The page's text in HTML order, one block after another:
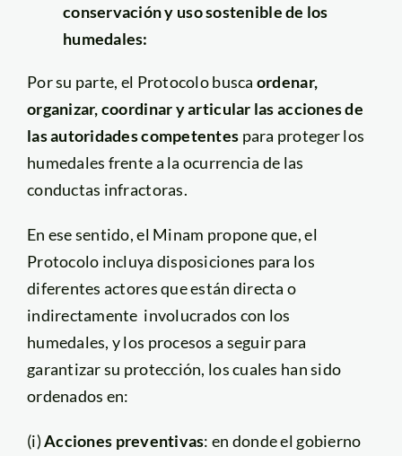
conservación y uso sostenible de los
humedales:
Por su parte, el Protocolo busca ordenar,
organizar, coordinar y articular las acciones de
las autoridades competentes para proteger los
humedales frente a la ocurrencia de las
conductas infractoras.
En ese sentido, el Minam propone que, el
Protocolo incluya disposiciones para los
diferentes actores que están directa o
indirectamente involucrados con los
humedales, y los procesos a seguir para
garantizar su protección, los cuales han sido
ordenados en:
(i)Acciones preventivas: en donde el gobierno